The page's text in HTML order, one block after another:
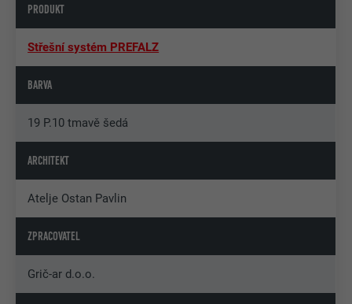
PRODUKT
Střešní systém PREFALZ
BARVA
19 P.10 tmavě šedá
ARCHITEKT
Atelje Ostan Pavlin
ZPRACOVATEL
Grič-ar d.o.o.